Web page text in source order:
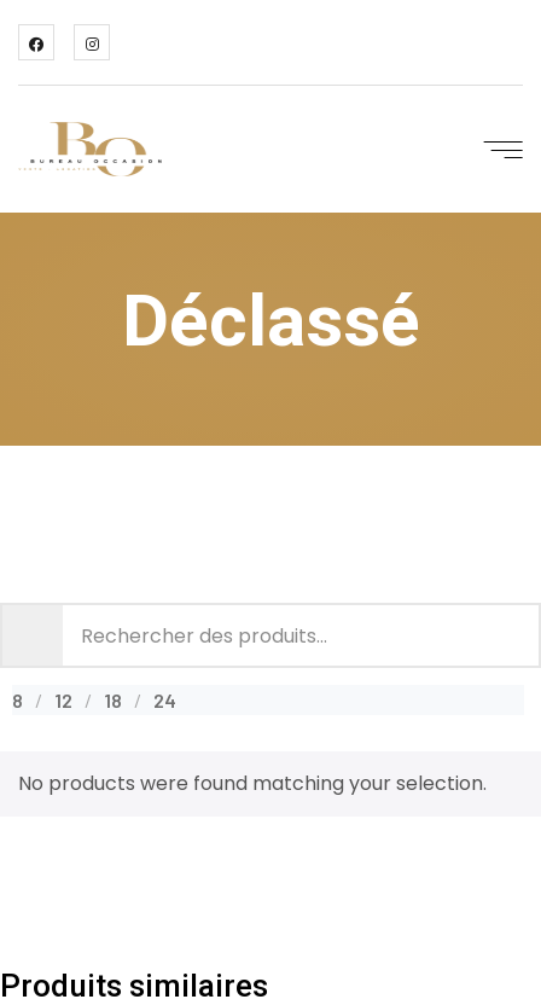
Déclassé
8 12 18 24
No products were found matching your selection.
Produits similaires